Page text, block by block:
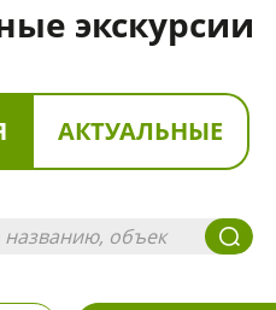
экскурсии
АКТУАЛЬНЫЕ